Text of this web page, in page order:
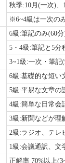
秋季:10月(一次)、
※6~4級は一次の
6級:筆記のみ(60分
5・4級:筆記と5分
3~1級:一次・筆記
6級:基礎的な短い
5級:平易な文章の
4級:簡単な日常会
3級:新聞などが理
2級:ラジオ、テレ
1級:会議通訳、文
正解率 70%以上